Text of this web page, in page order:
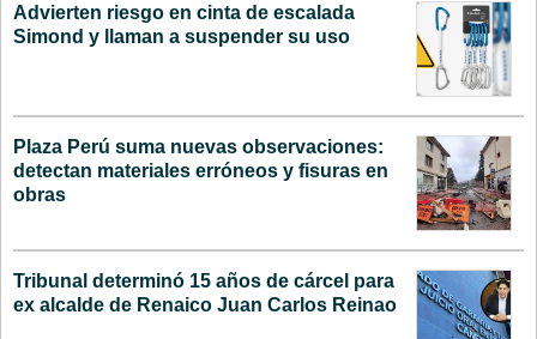
Advierten riesgo en cinta de escalada
Simond y llaman a suspender su uso
Plaza Perú suma nuevas observaciones:
detectan materiales erróneos y fisuras en
obras
Tribunal determinó 15 años de cárcel para
ex alcalde de Renaico Juan Carlos Reinao